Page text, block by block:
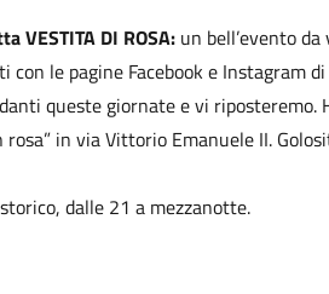
VESTITA DI ROSA:un bell’evento
con le pagine Facebook e Instagram
queste giornate e vi riposteremo.
rosa” in via Vittorio Emanuele II.
dalle 21 a mezzanotte.